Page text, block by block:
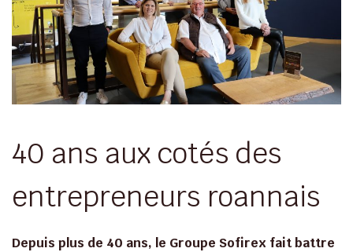
40 ans aux cotés des
entrepreneurs roannais
Depuis plus de 40 ans, le Groupe Sofirex fait battre